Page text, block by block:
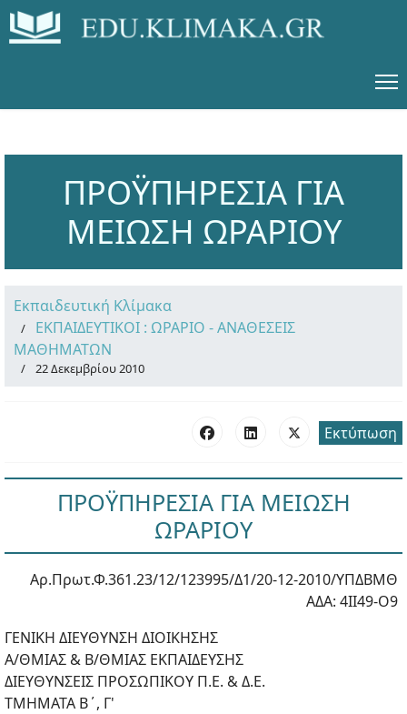
ΠΡΟΫΠΗΡΕΣΙΑ ΓΙΑ
ΜΕΙΩΣΗ ΩΡΑΡΙΟΥ
Εκπαιδευτική Κλίμακα
ΕΚΠΑΙΔΕΥΤΙΚΟΙ : ΩΡΑΡΙΟ - ΑΝΑΘΕΣΕΙΣ
ΜΑΘΗΜΑΤΩΝ
22 Δεκεμβρίου 2010
Εκτύπωση
ΠΡΟΫΠΗΡΕΣΙΑ ΓΙΑ ΜΕΙΩΣΗ
ΩΡΑΡΙΟΥ
Αρ.Πρωτ.Φ.361.23/12/123995/Δ1/20-12-2010/ΥΠΔΒΜΘ
ΑΔΑ: 4ΙΙ49-Ο9
ΓΕΝΙΚΗ ΔΙΕΥΘΥΝΣΗ ΔΙΟΙΚΗΣΗΣ
Α/ΘΜΙΑΣ & Β/ΘΜΙΑΣ ΕΚΠΑΙΔΕΥΣΗΣ
ΔΙΕΥΘΥΝΣΕΙΣ ΠΡΟΣΩΠΙΚΟΥ Π.Ε. & Δ.Ε.
ΤΜΗΜΑΤΑ Β΄, Γ'